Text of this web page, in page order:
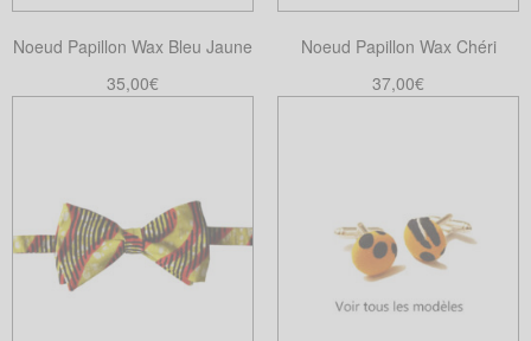
Noeud Papillon Wax Bleu Jaune
35,00€
Noeud Papillon Wax Chéri
37,00€
plusieurs
variations.
Les
options